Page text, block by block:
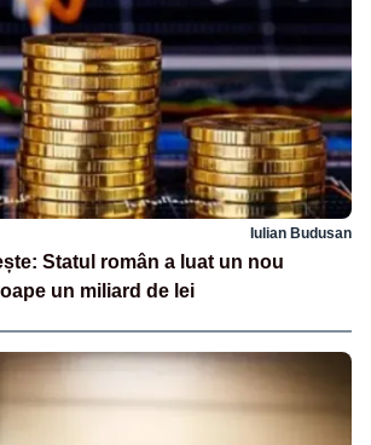
Iulian Budusan
Statul român a luat un nou
un miliard de lei